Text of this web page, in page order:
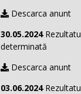
Descarca anunt
30.05.2024
determinată
Descarca anunt
03.06.2024